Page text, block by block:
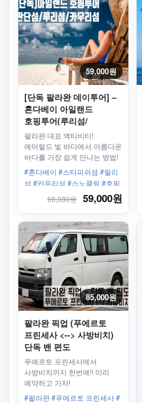
59,000원
[단독 팔라완 데이투어] –
혼다베이 아일랜드
호핑투어(루리섬/
카우리섬/스타피쉬섬)
팔라완 대표 액티비티!
에머럴드 빛 바다에서 아름다운
바다를 가장 쉽게 만나는 방법!
#혼다베이 #스타피쉬섬 #릴리
섬 #카우리섬 #스노클링 #호핑
투어 #단독투어 #픽업제공 #우
66,080원 59,000원
85,000원
팔라완 픽업 (푸에르토
프린세사 <--> 사방비치)
단독 밴 편도
푸에르토 프린세사에서
사방비치까지 한번에!! 미리
예약하고 가자!
#팔라완 #푸에르토 프린세사 #